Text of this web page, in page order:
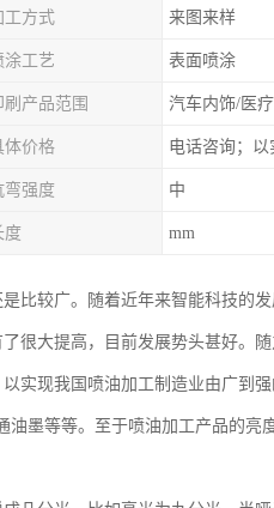
工方式 来图来样
涂工艺 表面喷涂
刷产品范围
体价格 电话咨询；
弯强度 中
度 mm
比较广。随着近年来智能科技的
很大提高，目前发展势头甚好。
实现我国喷油加工制造业由广到强
墨等等。至于喷油加工产品的亮